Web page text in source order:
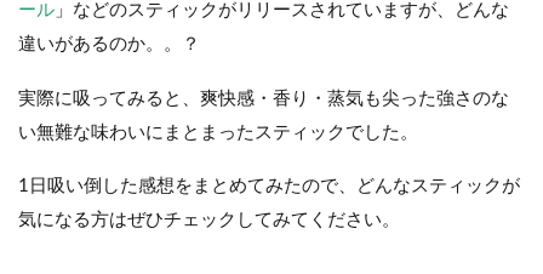
ール 」などのスティックがリリースされていますが、どんな
違いがあるのか。。？
実際に吸ってみると、爽快感・香り・蒸気も尖った強さのな
い無難な味わいにまとまったスティックでした。
1日吸い倒した感想をまとめてみたので、どんなスティックが
気になる方はぜひチェックしてみてください。